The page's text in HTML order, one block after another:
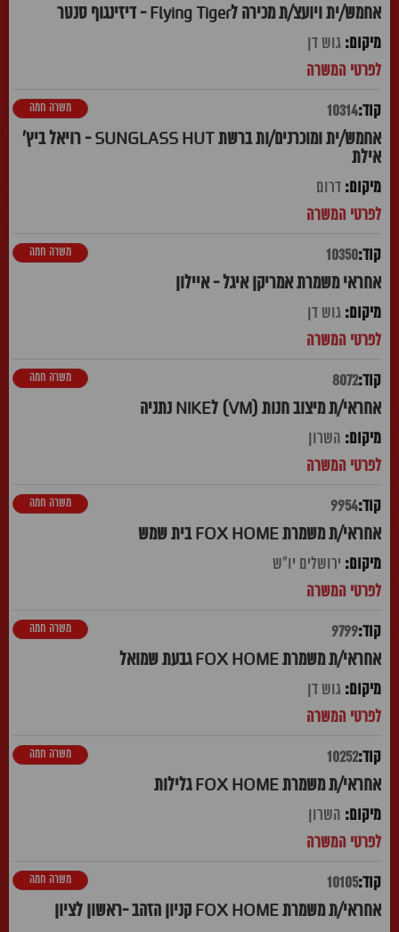
אחמש/ית ויועצ/ת מכירה לFlying Tiger - דיזינגוף סנטר
גוש דן
10314
אחמש/ית ומוכרנים/ות ברשת SUNGLASS HUT - רויאל ביץ'
אילת
משרה חמה
דרום
10350
אחראי משמרת אמריקן איגל - איילון
משרה חמה
גוש דן
8072
אחראי/ת מיצוב חנות (VM) לNIKE נתניה
משרה חמה
השרון
9954
אחראי/ת משמרת FOX HOME בית שמש
משרה חמה
ירושלים יו"ש
9799
אחראי/ת משמרת FOX HOME גבעת שמואל
משרה חמה
גוש דן
10252
אחראי/ת משמרת FOX HOME גלילות
משרה חמה
השרון
10105
אחראי/ת משמרת FOX HOME קניון הזהב -ראשון לציון
משרה חמה